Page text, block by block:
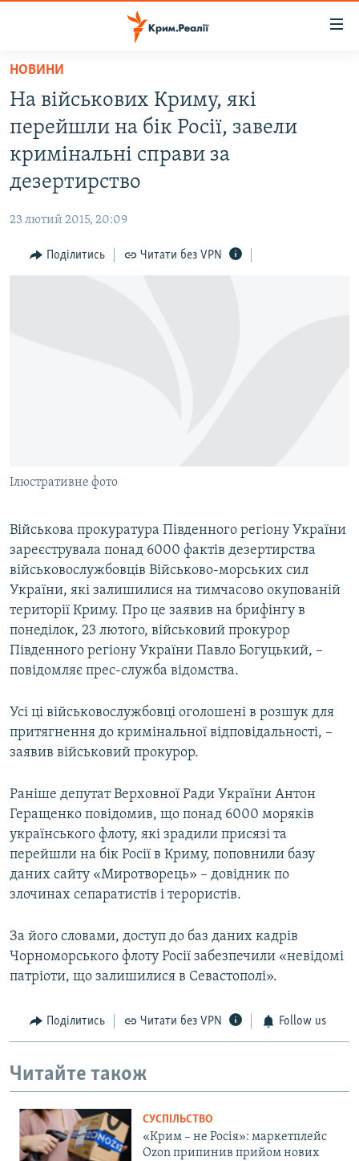
Перейти
основного
матеріалу
Перейти
до
основної
Перейти
пошуку
ВІДЕО ТА ФОТО
ІНТЕРВ'Ю
Усі сайти RFE/RL
НОВИНИ
На військових Криму, які
перейшли на бік Росії, завели
кримінальні справи за
дезертирство
23 лютий 2015, 20:09
Поділитись Читати без VPN
Ілюстративне фото
Військова прокуратура Південного регіону України
зареєструвала понад 6000 фактів дезертирства
військовослужбовців Військово-морських сил
України, які залишилися на тимчасово окупованій
території Криму. Про це заявив на брифінгу в
понеділок, 23 лютого, військовий прокурор
Південного регіону України Павло Богуцький, –
повідомляє прес-служба відомства.
Усі ці військовослужбовці оголошені в розшук для
притягнення до кримінальної відповідальності, –
заявив військовий прокурор.
Раніше депутат Верховної Ради України Антон
Геращенко повідомив, що понад 6000 моряків
українського флоту, які зрадили присязі та
перейшли на бік Росії в Криму, поповнили базу
даних сайту «Миротворець» – довідник по
злочинах сепаратистів і терористів.
За його словами, доступ до баз даних кадрів
Чорноморського флоту Росії забезпечили «невідомі
патріоти, що залишилися в Севастополі».
Поділитись Читати без VPN Follow us
Читайте також
СУСПІЛЬСТВО
«Крим – не Росія»: маркетплейс
Ozon припинив прийом нових